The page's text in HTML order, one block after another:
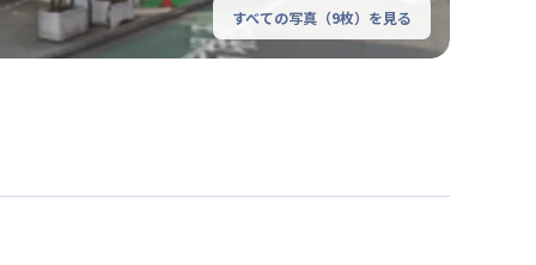
すべての写真（9枚）を見る